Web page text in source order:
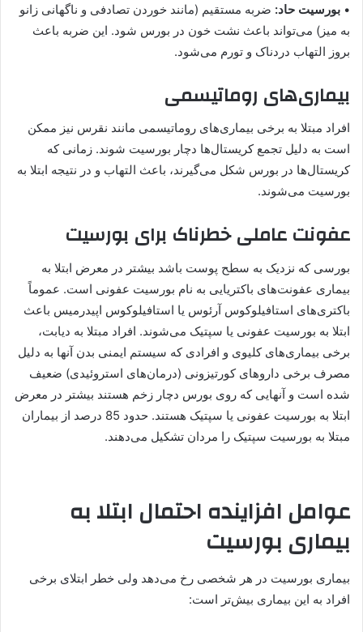
• بورسیت حاد: ضربه مستقیم (مانند خوردن تصادفی و ناگهانی زانو
به میز) می‌تواند باعث نشت خون در بورس شود. این ضربه باعث
بروز التهاب دردناک و تورم می‌شود.
بیماری‌های روماتیسمی
افراد مبتلا به برخی بیماری‌های روماتیسمی مانند نقرس نیز ممکن
است به دلیل تجمع کریستال‌ها دچار بورسیت شوند. زمانی که
کریستال‌ها در بورس شکل می‌گیرند، باعث التهاب و در نتیجه ابتلا به
بورسیت می‌شوند.
عفونت عاملی خطرناک برای بورسیت
بورسی که نزدیک به سطح پوست باشد بیشتر در معرض ابتلا به
بیماری عفونت‌های باکتریایی به نام بورسیت عفونی است. عموماً
باکتری‌های استافیلوکوس آرئوس یا استافیلوکوس اپیدرمیس باعث
ابتلا به بورسیت عفونی یا سپتیک می‌شوند. افراد مبتلا به دیابت،
برخی بیماری‌های کلیوی و افرادی که سیستم ایمنی بدن آنها به دلیل
مصرف برخی داروهای کورتیزونی (درمان‌های استروئیدی) ضعیف
شده است و آنهایی که روی بورس دچار زخم هستند بیشتر در معرض
ابتلا به بورسیت عفونی یا سپتیک هستند. حدود 85 درصد از بیماران
مبتلا به بورسیت سپتیک را مردان تشکیل می‌دهند.
عوامل افزاینده احتمال ابتلا به
بیماری بورسیت
بیماری بورسیت در هر شخصی رخ می‌دهد ولی خطر ابتلای برخی
افراد به این بیماری بیش‌تر است: